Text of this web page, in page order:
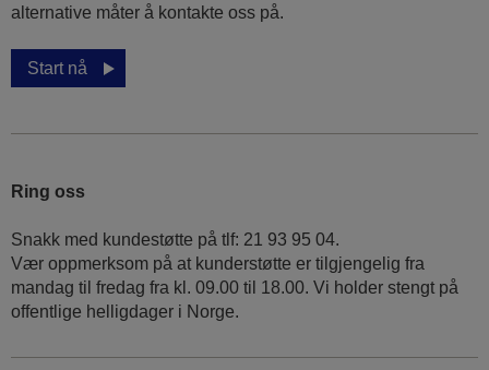
alternative måter å kontakte oss på.
Start nå
Ring oss
Snakk med kundestøtte på tlf: 21 93 95 04.
Vær oppmerksom på at kunderstøtte er tilgjengelig fra
mandag til fredag fra kl. 09.00 til 18.00. Vi holder stengt på
offentlige helligdager i Norge.